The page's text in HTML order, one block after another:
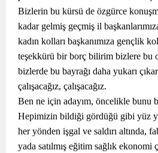
Bizlerin bu kürsü de özgürce
kadar gelmiş geçmiş il
kadın kolları başkanımıza gençlik
teşekkürü bir borç bilirim bizlere bu
bizlerde bu bayrağı daha yukarı
çalışacağız, çalışacağız.
Ben ne için adayım, öncelikle bunu
Hepimizin bildiği gördüğü gibi yüz
her yönden işgal ve saldırı altında,
yada satılmış eğitim sağlık ekonomi